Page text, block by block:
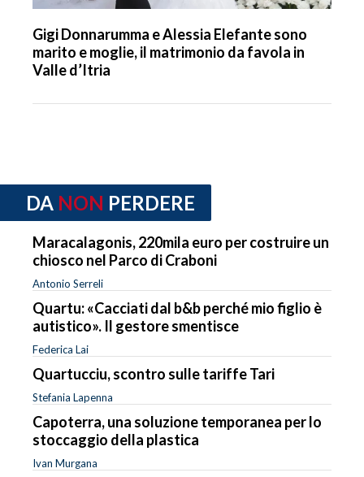
Gigi Donnarumma e Alessia Elefante sono
marito e moglie, il matrimonio da favola in
Valle d’Itria
DA NON PERDERE
Maracalagonis, 220mila euro per costruire un
chiosco nel Parco di Craboni
Antonio Serreli
Quartu: «Cacciati dal b&b perché mio figlio è
autistico». Il gestore smentisce
Federica Lai
Quartucciu, scontro sulle tariffe Tari
Stefania Lapenna
Capoterra, una soluzione temporanea per lo
stoccaggio della plastica
Ivan Murgana